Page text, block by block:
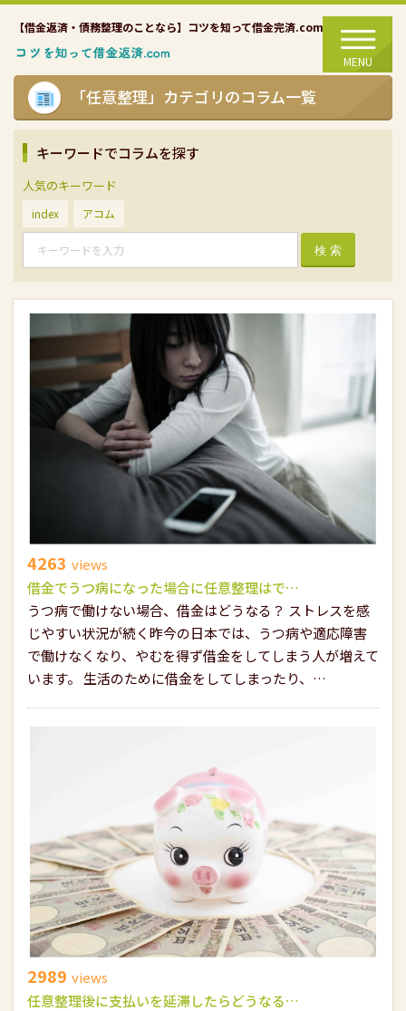
【借金返済・債務整理のことなら】コツを知って借金完済.com
MENU
「任意整理」カテゴリのコラム一覧
キーワードでコラムを探す
人気のキーワード
index アコム
検 索
4263 views
借金でうつ病になった場合に任意整理はで…
うつ病で働けない場合、借金はどうなる？ ストレスを感
じやすい状況が続く昨今の日本では、うつ病や適応障害
で働けなくなり、やむを得ず借金をしてしまう人が増えて
います。 生活のために借金をしてしまったり、…
2989 views
任意整理後に支払いを延滞したらどうなる…